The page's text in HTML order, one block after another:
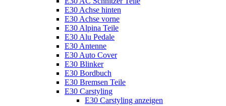
E30 Achse hinten
E30 Achse vorne
E30 Alpina Teile
E30 Alu Pedale
E30 Antenne
E30 Auto Cover
E30 Blinker
E30 Bordbuch
E30 Bremsen Teile
E30 Carstyling
E30 Carstyling anzeigen